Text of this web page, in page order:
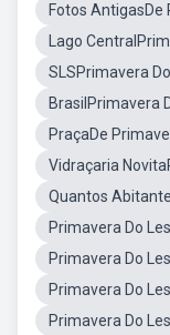
Fotos AntigasDe
Lago
SLSPrimavera
BrasilPrimavera
PraçaDe
Vidraçaria
Quantos
Primavera Do
Primavera Do
Primavera Do
Primavera Do